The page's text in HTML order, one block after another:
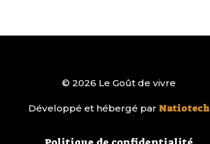
© 2026 Le Goût de vivre
Développé et hébergé par Natiotech